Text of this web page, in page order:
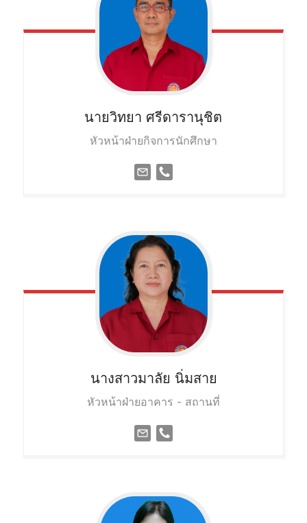
นายวิทยา ศรีดารานุชิต
หัวหน้าฝ่ายกิจการนักศึกษา
นางสาวมาลัย นิ่มสาย
หัวหน้าฝ่ายอาคาร - สถานที่